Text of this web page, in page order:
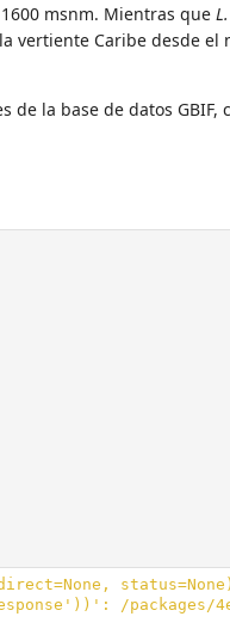
msnm. Mientras que
vertiente Caribe desde
la base de datos
/packages/4e/